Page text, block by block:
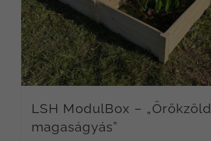
LSH ModulBox – „Örökzöld
magaságyás”